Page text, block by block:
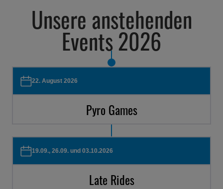
Unsere anstehenden
Events 2026
22. August 2026
Pyro Games
19.09., 26.09. und 03.10.2026
Late Rides